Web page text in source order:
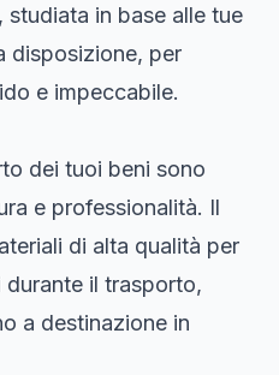
studiata in base alle tue
disposizione, per
e impeccabile.
dei tuoi beni sono
e professionalità. Il
di alta qualità per
il trasporto,
a destinazione in